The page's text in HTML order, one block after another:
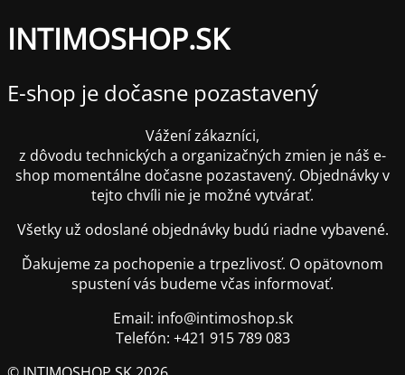
INTIMOSHOP.SK
E-shop je dočasne pozastavený
Vážení zákazníci,
z dôvodu technických a organizačných zmien je náš e-
shop momentálne dočasne pozastavený. Objednávky v
tejto chvíli nie je možné vytvárať.
Všetky už odoslané objednávky budú riadne vybavené.
Ďakujeme za pochopenie a trpezlivosť. O opätovnom
spustení vás budeme včas informovať.
Email: info@intimoshop.sk
Telefón: +421 915 789 083